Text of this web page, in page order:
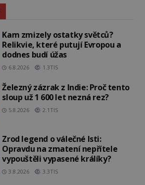
Kam zmizely ostatky světců?
Relikvie, které putují Evropou a
dodnes budí úžas
6.8.2026 1.3TIS
Železný zázrak z Indie: Proč tento
sloup už 1 600 let nezná rez?
5.8.2026 2.1TIS
Zrod legend o válečné lsti:
Opravdu na zmatení nepřítele
vypouštěli vypasené králíky?
3.8.2026 3.3TIS